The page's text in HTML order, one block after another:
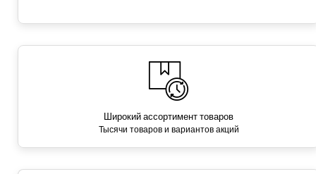
Широкий ассортимент товаров
Тысячи товаров и вариантов акций